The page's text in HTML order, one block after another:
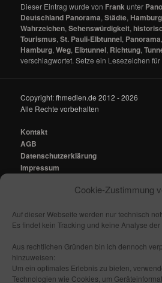
Cookie-Zustimmung
Auf dieser Webseite werden nur technisch
Es findet kein Tracking und keine Analyse der
Aus rechtlichen Gründen bin ich dennoch
hinzuweisen:
Um ein optimales Erlebnis zu bieten,
Technologien wie Cookies, um
Dieser Eintrag wurde von Frankunter
Deutschland Panorama,Städte, Hamburg
Wahrzeichen,Sehenswürdigkeit,
Tourismus,St. Pauli-Elbtunnel, Panorama,
Hamburg,Weg, Elbtunnel, Richtung,
verschlagwortet. Setze ein Lesezeichen für
Copyright: fhmedien.de 2012 - 2026
Alle Rechte vorbehalten
Kontakt
AGB
Datenschutzerklärung
Impressum
mail@fhmedien.de
Nach oben/ Seitenanfang